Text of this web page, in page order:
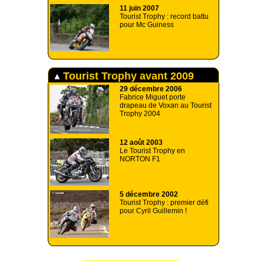
11 juin 2007
Tourist Trophy : record battu
pour Mc Guiness
Tourist Trophy avant 2009
29 décembre 2006
Fabrice Miguet porte
drapeau de Voxan au Tourist
Trophy 2004
12 août 2003
Le Tourist Trophy en
NORTON F1
5 décembre 2002
Tourist Trophy : premier défi
pour Cyril Guillemin !